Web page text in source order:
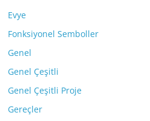
Evye
Fonksiyonel Semboller
Genel
Genel Çeşitli
Genel Çeşitli Proje
Gereçler